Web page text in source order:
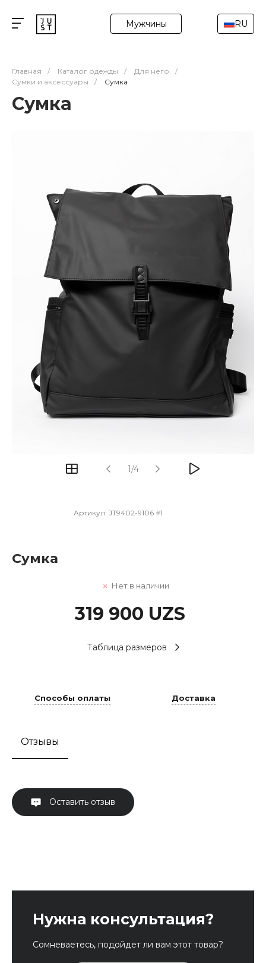
Мужчины RU
Главная / Каталог одежды / Для него
/
Сумки и аксессуары
/ Сумка
Сумка
1/4
Артикул: JT9402-9106 #1
Сумка
Нет в наличии
319 900 UZS
Таблица размеров
Способы оплаты Доставка
Отзывы
Оставить отзыв
Нужна консультация?
Сомневаетесь, подойдет ли вам этот товар?